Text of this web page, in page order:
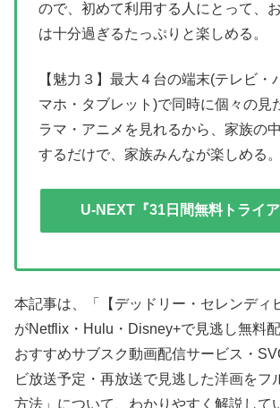
ので、初めて利用する人にとって、
は十分過ぎるたっぷりと楽しめる。
【魅力３】最大４台の端末(テレビ・
マホ・タブレット)で同時に個々の見
ラマ・アニメを見れるから、家族の
するだけで、家族みんなが楽しめる。
U-NEXT『31日間無料トライア
本記事は、「【デッドリー・セレンディ
がNetflix・Hulu・Disney+で見逃し無料配
おすすめサブスク動画配信サービス・
ビ放送予定・再放送で見逃した洋画をフ
方法」について、わかりやすく解説して